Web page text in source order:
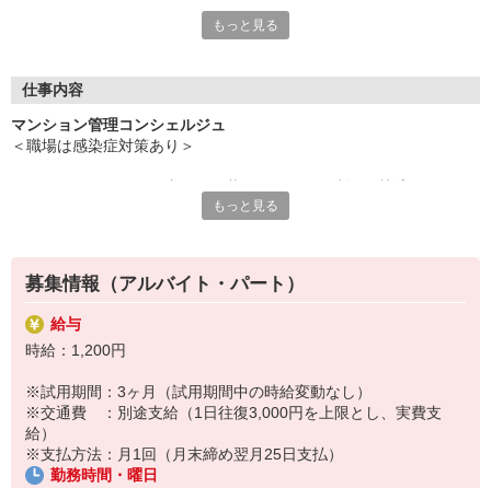
ービスを提供している『アスクグループ』。
経験がなくても心配はいりません。
自信を持ってお仕事に就いていただけるよう、サポートいたしま
もっと見る
仕事内容
マンション管理コンシェルジュ
＜職場は感染症対策あり＞
《受付業務》
■ 共用施設の予約受付
■ 宅配便、クリーニングの取り次ぎ
■ 館内巡回
■ 点検立会い
■ 鍵管理
■ 居住者対応
■ 来訪者対応
もっと見る
募集情報（アルバイト・パート）
給与
時給：1,200円
※試用期間：3ヶ月（試用期間中の時給変動なし）
※交通費 ：別途支給（1日往復3,000円を上限とし、実費支
給）
※支払方法：月1回（月末締め翌月25日支払）
勤務時間・曜日